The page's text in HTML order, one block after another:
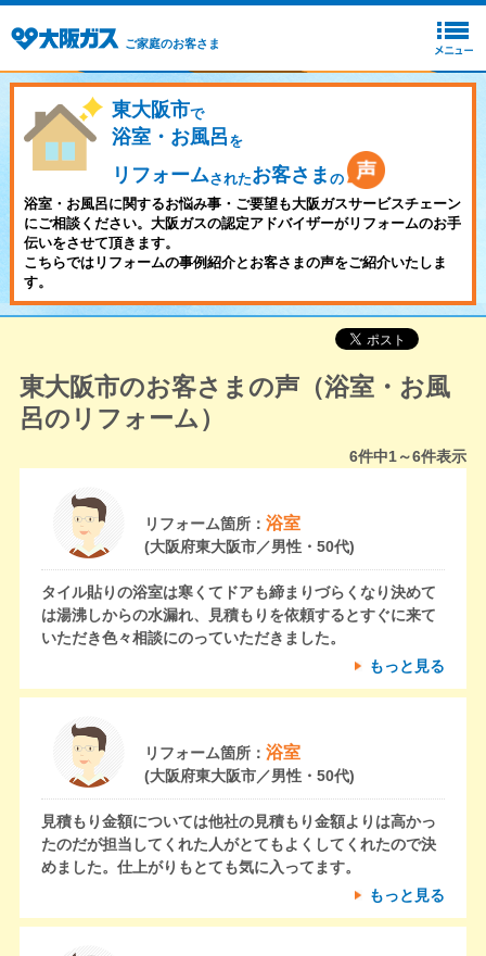
ご家庭のお客さま
東大阪市で
浴室・お風呂 を
リフォームされたお客さま の
浴室・お風呂に関するお悩み事・ご要望も大阪ガスサービスチェーン
にご相談ください。大阪ガスの認定アドバイザーがリフォームのお手
伝いをさせて頂きます。
こちらではリフォームの事例紹介とお客さまの声をご紹介いたしま
す。
東大阪市のお客さまの声（浴室・お風
呂のリフォーム）
6件中1～6件表示
リフォーム箇所： 浴室
(大阪府東大阪市／男性・50代)
タイル貼りの浴室は寒くてドアも締まりづらくなり決めて
は湯沸しからの水漏れ、見積もりを依頼するとすぐに来て
いただき色々相談にのっていただきました。
もっと見る
リフォーム箇所： 浴室
(大阪府東大阪市／男性・50代)
見積もり金額については他社の見積もり金額よりは高かっ
たのだが担当してくれた人がとてもよくしてくれたので決
めました。仕上がりもとても気に入ってます。
もっと見る